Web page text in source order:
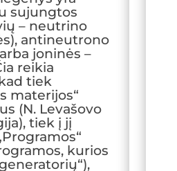
sujungtos
– neutrino
antineutrono
joninės –
reikia
tiek
materijos“
(N. Levašovo
tiek į jį
kurios